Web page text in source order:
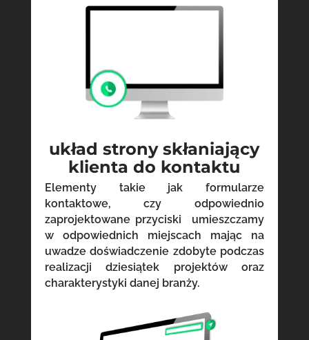
układ strony skłaniający
klienta do kontaktu
Elementy takie jak formularze
kontaktowe, czy odpowiednio
zaprojektowane przyciski umieszczamy
w odpowiednich miejscach mając na
uwadze doświadczenie zdobyte podczas
realizacji dziesiątek projektów oraz
charakterystyki danej branży.